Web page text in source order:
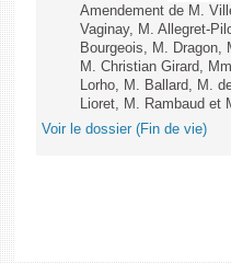
Amendement de M.
Vaginay, M. Allegret-
Bourgeois, M. Dragon,
M. Christian Girard,
Lorho, M. Ballard, M.
Lioret, M. Rambaud et
Voir le dossier (Fin de vie)